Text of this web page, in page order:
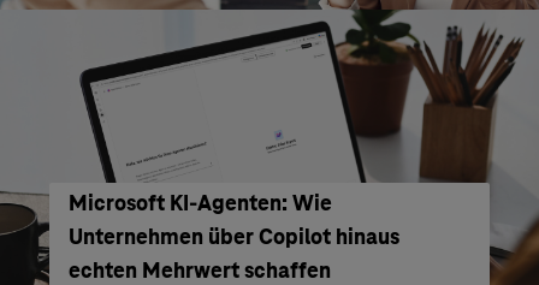
Microsoft KI-Agenten: Wie
Unternehmen über Copilot hinaus
echten Mehrwert schaffen